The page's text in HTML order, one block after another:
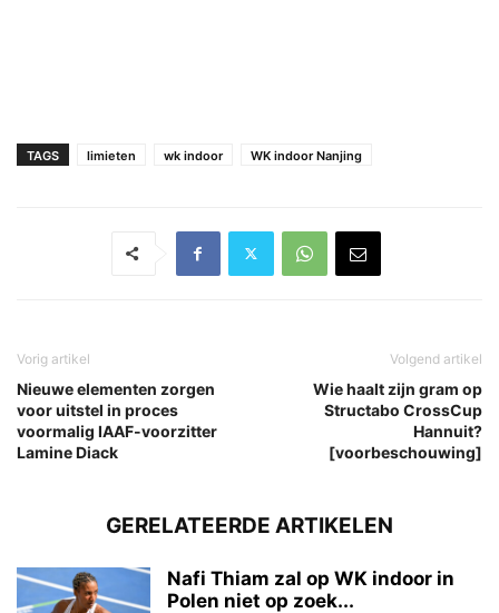
TAGS limieten wk indoor WK indoor Nanjing
Vorig artikel
Nieuwe elementen zorgen
voor uitstel in proces
voormalig IAAF-voorzitter
Lamine Diack
Volgend artikel
Wie haalt zijn gram op
Structabo CrossCup
Hannuit?
[voorbeschouwing]
GERELATEERDE ARTIKELEN
Nafi Thiam zal op WK indoor in
Polen niet op zoek...